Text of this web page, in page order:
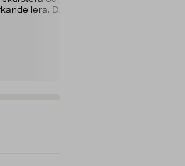
lera. DAS